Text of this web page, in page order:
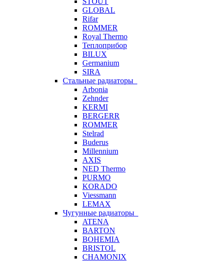
GLOBAL
Rifar
ROMMER
Royal Thermo
Теплоприбор
BILUX
Germanium
SIRA
Стальные радиаторы
Arbonia
Zehnder
KERMI
BERGERR
ROMMER
Stelrad
Buderus
Millennium
AXIS
NED Thermo
PURMO
KORADO
Viessmann
LEMAX
Чугунные радиаторы
ATENA
BARTON
BOHEMIA
BRISTOL
CHAMONIX